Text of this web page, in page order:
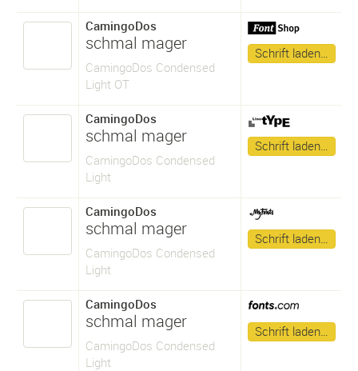
CamingoDos
schmal mager
CamingoDos Condensed
Light OT
Schrift laden…
CamingoDos
schmal mager
CamingoDos Condensed
Light
Schrift laden…
CamingoDos
schmal mager
CamingoDos Condensed
Light
Schrift laden…
CamingoDos
schmal mager
CamingoDos Condensed
Light
Schrift laden…